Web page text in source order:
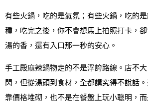
有些火鍋，吃的是氣氛；有些火鍋，吃的
種，吃完之後，你不會想馬上拍照打卡，
湯的香，還有入口那一秒的安心。
手工殿麻辣鍋物走的不是浮誇路線。店不
閃，但從湯頭到食材，全都講究得不說話
靠價格堆砌，也不是在餐盤上玩小聰明，